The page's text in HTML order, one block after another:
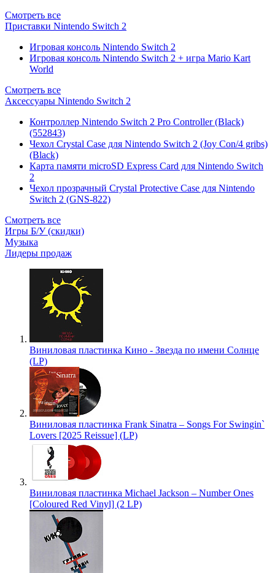
Смотреть все
Приставки Nintendo Switch 2
Игровая консоль Nintendo Switch 2
Игровая консоль Nintendo Switch 2 + игра Mario Kart
World
Смотреть все
Аксессуары Nintendo Switch 2
Контроллер Nintendo Switch 2 Pro Controller (Black)
(552843)
Чехол Сrystal Сase для Nintendo Switch 2 (Joy Con/4 gribs)
(Black)
Карта памяти microSD Express Card для Nintendo Switch
2
Чехол прозрачный Crystal Protective Case для Nintendo
Switch 2 (GNS-822)
Смотреть все
Игры Б/У (скидки)
Музыка
Лидеры продаж
Виниловая пластинка Кино - Звезда по имени Солнце
(LP)
Виниловая пластинка Frank Sinatra – Songs For Swingin`
Lovers [2025 Reissue] (LP)
Виниловая пластинка Michael Jackson – Number Ones
[Coloured Red Vinyl] (2 LP)